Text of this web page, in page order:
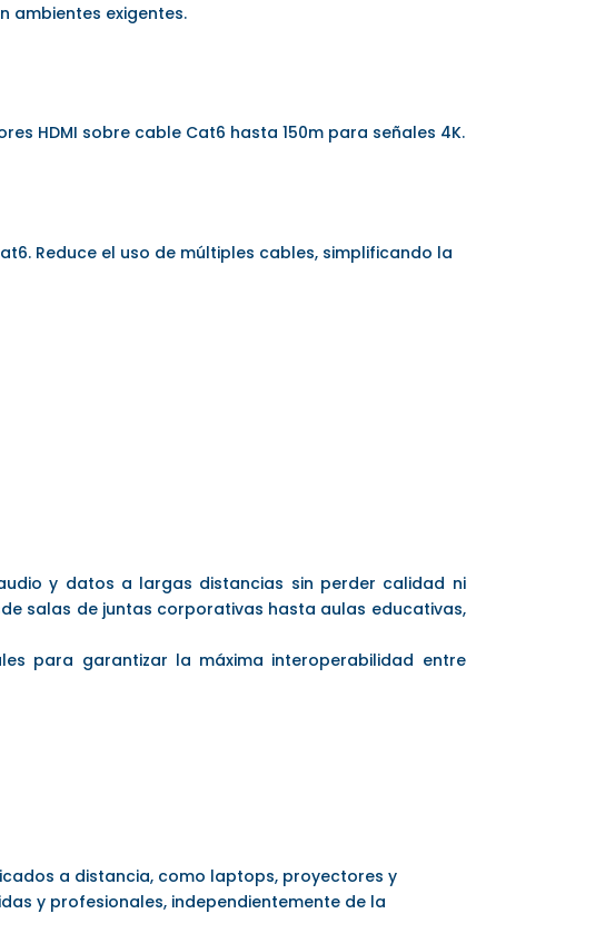
ambientes exigentes.
HDMI sobre cable Cat6 hasta 150m para señales 4K.
Reduce el uso de múltiples cables, simplificando la
y datos a largas distancias sin perder calidad ni
salas de juntas corporativas hasta aulas educativas,
para garantizar la máxima interoperabilidad entre
a distancia, como laptops, proyectores y
y profesionales, independientemente de la